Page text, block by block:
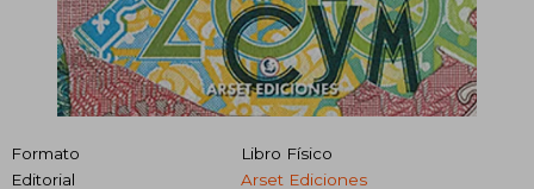
Formato
Libro Físico
Editorial
Arset Ediciones